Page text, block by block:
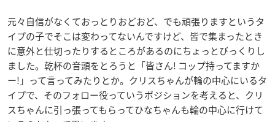
元々自信がなくておっとりおどおど、でも頑張りますというタ
イプの子でそこは変わってないんですけど、皆で集まったとき
に意外と仕切ったりするところがあるのにちょっとびっくりし
ました。乾杯の音頭をとろうと「皆さん! コップ持ってますか
ー!」って言ってみたりとか。クリスちゃんが輪の中心にいるタ
イプで、そのフォロー役っていうポジションを考えると、クリ
スちゃんに引っ張ってもらってひなちゃんも輪の中心に行けて